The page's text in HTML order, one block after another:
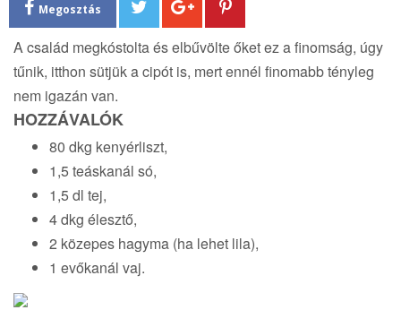
Megosztás
A család megkóstolta és elbűvölte őket ez a finomság, úgy
tűnik, itthon sütjük a cipót is, mert ennél finomabb tényleg
nem igazán van.
HOZZÁVALÓK
80 dkg kenyérliszt,
1,5 teáskanál só,
1,5 dl tej,
4 dkg élesztő,
2 közepes hagyma (ha lehet lila),
1 evőkanál vaj.